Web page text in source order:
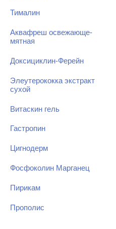
Тималин
Аквафреш освежающе-
мятная
Доксициклин-Ферейн
Элеутерококка экстракт
сухой
Витаскин гель
Гастропин
Цигнодерм
Фосфоколин Марганец
Пирикам
Прополис